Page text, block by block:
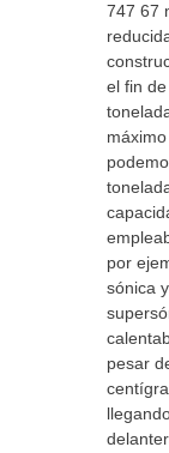
747 67
el fin
por
sónica
pesar